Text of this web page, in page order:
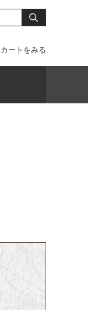
カートをみる